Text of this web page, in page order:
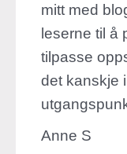
mitt med
leserne til å
tilpasse
det kanskje
Anne S